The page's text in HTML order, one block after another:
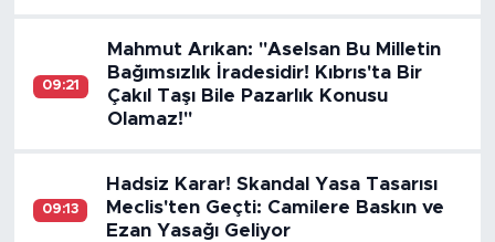
09:21
Mahmut Arıkan: "Aselsan Bu Milletin
Bağımsızlık İradesidir! Kıbrıs'ta Bir
Çakıl Taşı Bile Pazarlık Konusu
Olamaz!"
09:13
Hadsiz Karar! Skandal Yasa Tasarısı
Meclis'ten Geçti: Camilere Baskın ve
Ezan Yasağı Geliyor